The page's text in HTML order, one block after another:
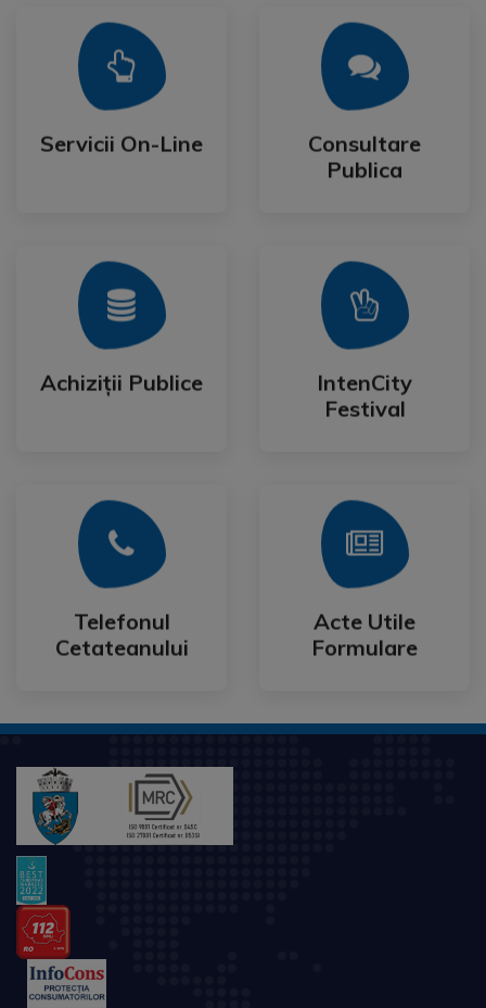
Servicii On-Line
Servicii On-Line
Mai Mult
Consultare
Publica
Consultare
Publica
Mai Mult
Achiziții Publice
Achiziții Publice
Mai Mult
IntenCity
Festival
IntenCity
Festival
Mai Mult
Telefonul
Cetateanului
Telefonul
Cetateanului
Mai Mult
Acte Utile
Formulare
Acte Utile
Formulare
Mai Mult